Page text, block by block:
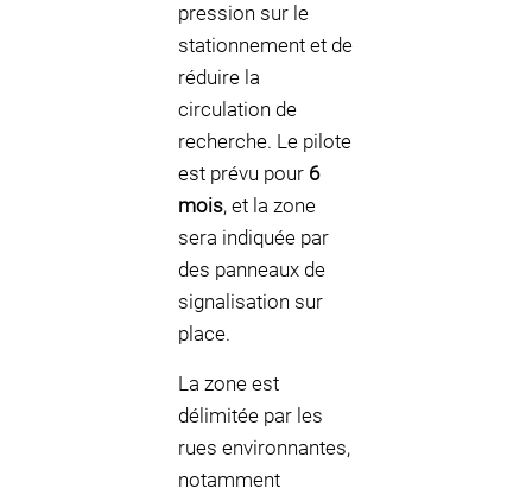
pression sur le
stationnement et de
réduire la
circulation de
recherche. Le pilote
est prévu pour 6
mois, et la zone
sera indiquée par
des panneaux de
signalisation sur
place.
La zone est
délimitée par les
rues environnantes,
notamment